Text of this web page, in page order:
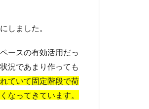
しました。
ースの有効活用だっ
況であまり作っても
ていて固定階段で荷
なってきています。